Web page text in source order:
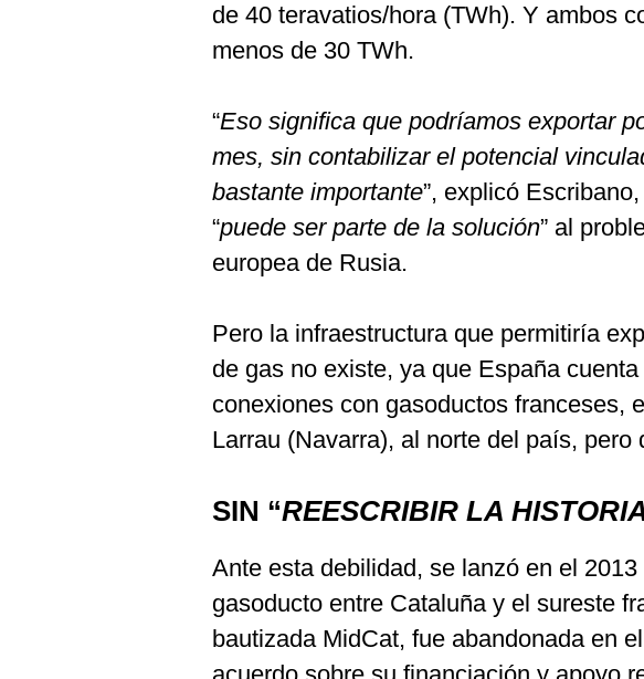
de 40 teravatios/hora (TWh). Y ambos
menos de 30 TWh.
“Eso significa que podríamos exportar
mes, sin contabilizar el potencial
bastante importante”, explicó
“puede ser parte de la solución” al
europea de Rusia.
Pero la infraestructura que permitiría
de gas no existe, ya que España
conexiones con gasoductos franceses,
Larrau (Navarra), al norte del país, pero
SIN “REESCRIBIR LA
Ante esta debilidad, se lanzó en el
gasoducto entre Cataluña y el sureste
bautizada MidCat, fue abandonada en